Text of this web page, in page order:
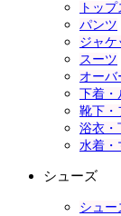
トップ
パンツ
ジャケ
スーツ
オーバ
下着・
靴下・
浴衣・
水着・
シューズ
シュー